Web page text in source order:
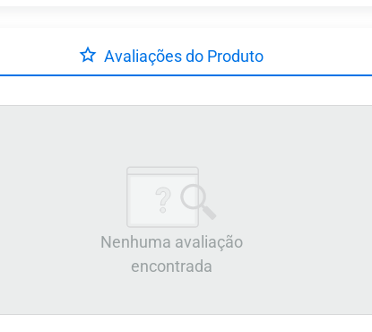
Avaliações do Produto
Nenhuma avaliação
encontrada